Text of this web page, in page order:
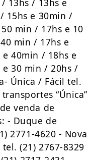
15hs e 30min /
min / 17hs e 10
min / 17hs e
40min / 18hs e
e 30 min / 20hs /
Única / Fácil tel.
“Única”
venda de
- Duque de
2771-4620 - Nova
(21) 2767-8329